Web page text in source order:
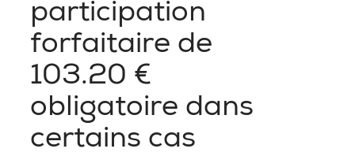
participation
forfaitaire de
103.20 €
obligatoire dans
certains cas